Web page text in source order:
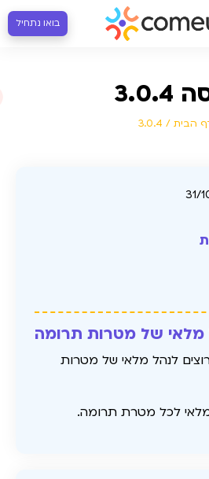
בואו נתחיל
הבית /
3.0.4
31/
מלאי של מטרות תרומה
לנהל מלאי של מטרות
מלאי לכל מטרת תרומה.